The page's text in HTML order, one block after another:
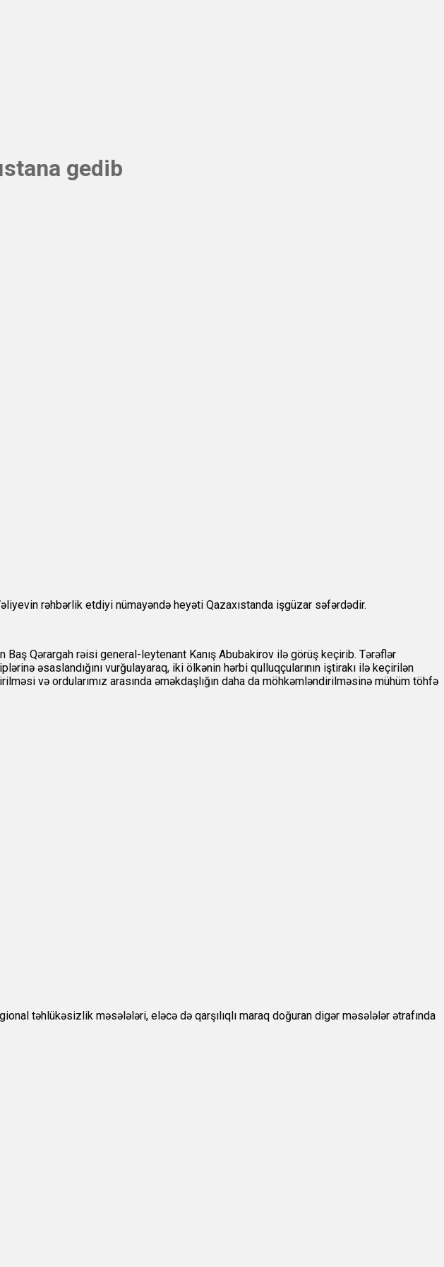
gedib
rəhbərlik etdiyi nümayəndə heyəti Qazaxıstanda işgüzar səfərdədir.
Qərargah rəisi general-leytenant Kanış Abubakirov ilə görüş keçirib. Tərəflər
əsaslandığını vurğulayaraq, iki ölkənin hərbi qulluqçularının iştirakı ilə keçirilən
və ordularımız arasında əməkdaşlığın daha da möhkəmləndirilməsinə mühüm töhfə
təhlükəsizlik məsələləri, eləcə də qarşılıqlı maraq doğuran digər məsələlər ətrafında